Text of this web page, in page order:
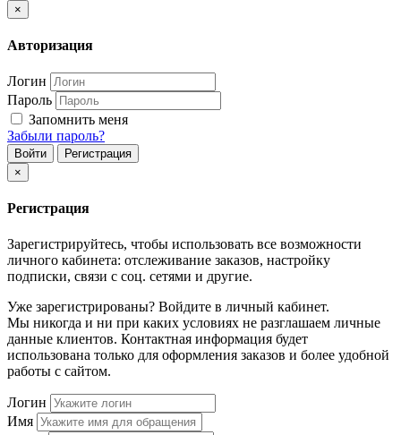
×
Авторизация
Логин
Пароль
Запомнить меня
Забыли пароль?
Войти
Регистрация
×
Регистрация
Зарегистрируйтесь, чтобы использовать все возможности
личного кабинета: отслеживание заказов, настройку
подписки, связи с соц. сетями и другие.
Уже зарегистрированы? Войдите в личный кабинет.
Мы никогда и ни при каких условиях не разглашаем личные
данные клиентов. Контактная информация будет
использована только для оформления заказов и более удобной
работы с сайтом.
Логин
Имя